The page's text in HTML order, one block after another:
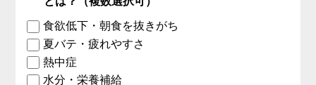
食欲低下・朝食を抜きがち
夏バテ・疲れやすさ
熱中症
水分・栄養補給